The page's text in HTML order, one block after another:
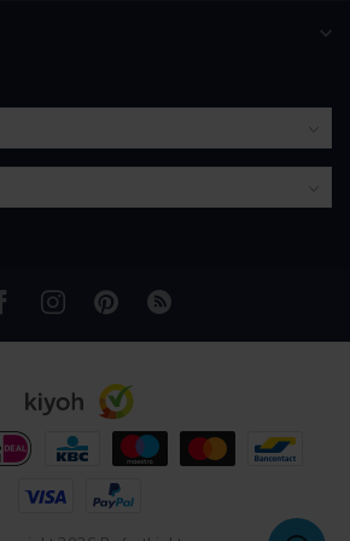
media, adverteren en analyse. Deze
van uw gebruik van hun services.